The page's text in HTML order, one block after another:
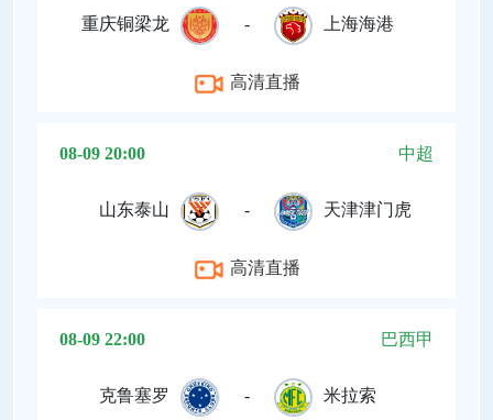
重庆铜梁龙 - 上海海港
高清直播
08-09 20:00 中超
山东泰山 - 天津津门虎
高清直播
08-09 22:00 巴西甲
克鲁塞罗 - 米拉索